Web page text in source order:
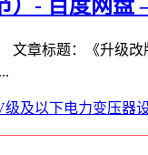
）- 百度网盘
文章标题：《升级
级及以下电力变压器